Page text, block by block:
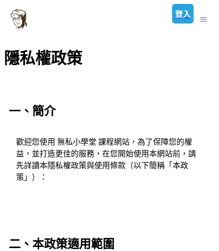
登入
隱私權政策
一、簡介
歡迎您使用 無私小學堂 課程網站，為了保障您的權
益，並打造更佳的服務，在您開始使用本網站前，請
先詳讀本隱私權政策與使用條款（以下簡稱「本政
策」）：
二、本政策適用範圍